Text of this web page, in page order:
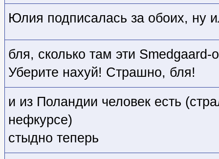
Юлия подписалась за обоих, ну
бля, сколько там эти Smedgaard-
Уберите нахуй! Страшно, бля!
и из Поландии человек есть
нефкурсе)
стыдно теперь